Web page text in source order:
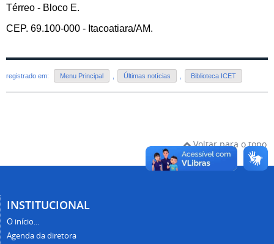
Térreo - Bloco E.
CEP. 69.100-000 - Itacoatiara/AM.
registrado em: Menu Principal Últimas notícias Biblioteca ICET
Voltar para o topo
INSTITUCIONAL
O início...
Agenda da diretora